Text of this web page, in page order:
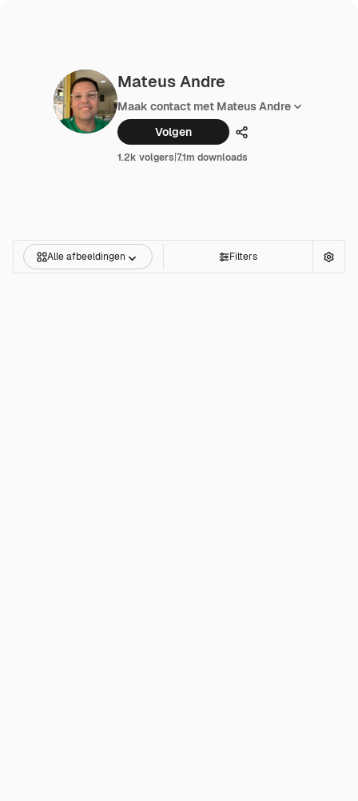
Mateus Andre
Maak contact met Mateus Andre
Volgen
Delen
1.2k volgers|7.1m downloads
Alle afbeeldingen Filters